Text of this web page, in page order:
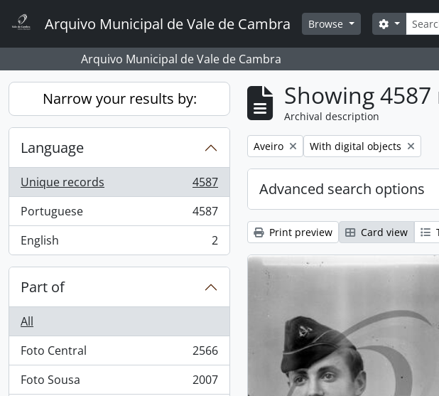
Arquivo Municipal de Vale de Cambra Browse Search
Search
Arquivo Municipal de Vale de Cambra
Narrow your results by:
Language
Unique records
, 4587 results
4587
Portuguese
, 4587 results
4587
English
, 2 results 2
Part of
All
Foto Central
, 2566 results
2566
Foto Sousa
, 2007 results
2007
Showing
Archival description
Remove filter:
Aveiro Remove filter:
With digital objects
Advanced search options
Print preview Card view